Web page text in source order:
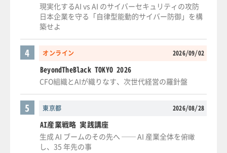
現実化するAI vs AI のサイバーセキュリティの攻防
日本企業を守る「自律型能動的サイバー防御」を構
築せよ
オンライン 2026/09/02
4
BeyondTheBlack TOKYO 2026
CFO組織とAIが織りなす、次世代経営の羅針盤
東京都 2026/08/28
5
AI産業戦略 実践講座
生成 AI ブームのその先へ ── AI 産業全体を俯瞰
し、35 年先の事